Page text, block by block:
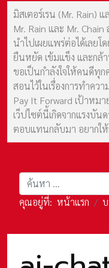
มิสเตอร์เรน (Mr. Rain)
Mr. Rain และ Mr.
นำไปเผยแพร่ต่อได้เลย
ยืนหยัด เข้มแข็ง และกล้
ขอเป็นกำลังใจให้คนดีทุ
สอนไว้ในเรื่องการทำคว
Pay It Forward เป้าหม
เว็ปไซต์นี้เกิดจากแรงบั
ตอบแทนกลับมา อยากใ
การค้นหา
คุณอยู่ที่: หน้าแรก